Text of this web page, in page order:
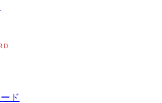
ド